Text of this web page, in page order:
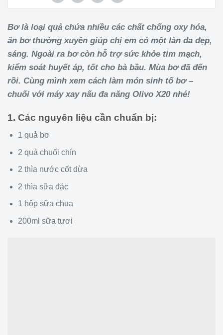
Bơ là loại quả chứa nhiều các chất chống oxy hóa,
ăn bơ thường xuyên giúp chị em có một làn da đẹp,
sáng. Ngoài ra bơ còn hỗ trợ sức khỏe tim mạch,
kiểm soát huyết áp, tốt cho bà bầu. Mùa bơ đã đến
rồi. Cùng mình xem cách làm món sinh tố bơ –
chuối với máy xay nấu đa năng Olivo X20 nhé!
1. Các nguyên liệu cần chuẩn bị:
1 quả bơ
2 quả chuối chín
2 thìa nước cốt dừa
2 thìa sữa đặc
1 hộp sữa chua
200ml sữa tươi